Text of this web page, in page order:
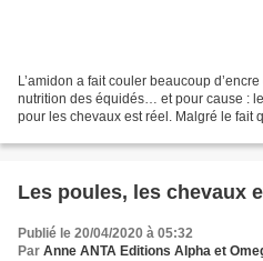
L’amidon a fait couler beaucoup
nutrition des équidés… et pour cause :
pour les chevaux est réel. Malgré le fait
Les poules, les chevaux
Publié le 20/04/2020 à 05:32
Par Anne ANTA Editions Alpha et